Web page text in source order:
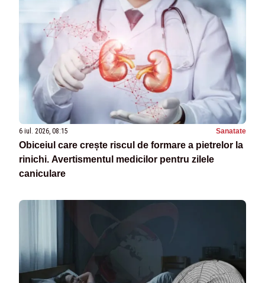
6 iul. 2026, 08:15 Sanatate
Obiceiul care crește riscul de formare a pietrelor la
rinichi. Avertismentul medicilor pentru zilele
caniculare